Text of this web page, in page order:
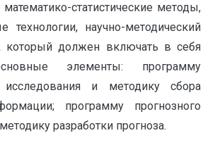
статистические методы,
технологии, научно-методический
который должен включать в себя
элементы: программу
исследования и методику сбора
программу прогнозного
разработки прогноза.